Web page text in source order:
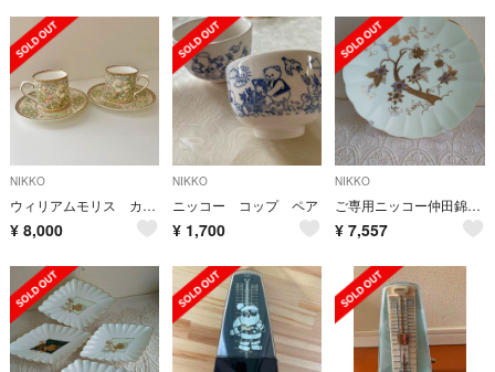
NIKKO
ウィリアムモリス カップ&ソーサー 2客セット V&A ゴールデンリリィ C&S
¥ 8,000
NIKKO
ニッコー コップ ペア
¥ 1,700
NIKKO
ご専用ニッコー仲田錦玉100周年記念プレ―ト
¥ 7,557